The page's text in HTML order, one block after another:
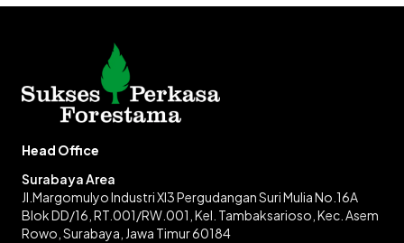
Head Office
Surabaya Area
Jl.Margomulyo Industri XI3 Pergudangan Suri Mulia No.16A
Blok DD/16, RT.001/RW.001, Kel. Tambaksarioso, Kec. Asem
Rowo, Surabaya, Jawa Timur 60184